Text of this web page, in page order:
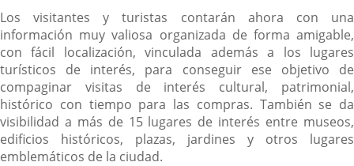
Los visitantes y turistas contarán ahora con una
información muy valiosa organizada de forma amigable,
con fácil localización, vinculada además a los lugares
turísticos de interés, para conseguir ese objetivo de
compaginar visitas de interés cultural, patrimonial,
histórico con tiempo para las compras. También se da
visibilidad a más de 15 lugares de interés entre museos,
edificios históricos, plazas, jardines y otros lugares
emblemáticos de la ciudad.